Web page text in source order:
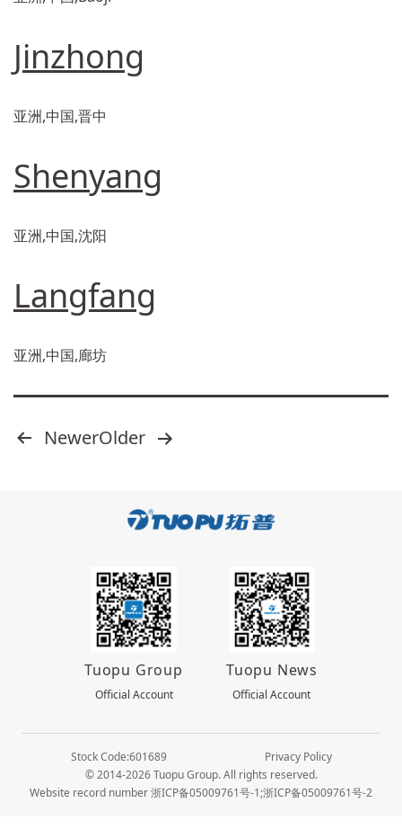
Jinzhong
亚洲,中国,晋中
Shenyang
亚洲,中国,沈阳
Langfang
亚洲,中国,廊坊
文 NewerOlder
Tuopu Group
Official Account
Tuopu News
Official Account
Stock Code:601689
Privacy Policy
© 2014-2026 Tuopu Group. All rights reserved.
Website record number 浙ICP备05009761号-1;浙ICP备05009761号-2